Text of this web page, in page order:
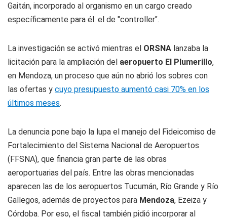
Gaitán, incorporado al organismo en un cargo creado
específicamente para él: el de "controller".
La investigación se activó mientras el ORSNA lanzaba la
licitación para la ampliación del aeropuerto El Plumerillo,
en Mendoza, un proceso que aún no abrió los sobres con
las ofertas y cuyo presupuesto aumentó casi 70% en los
últimos meses.
La denuncia pone bajo la lupa el manejo del Fideicomiso de
Fortalecimiento del Sistema Nacional de Aeropuertos
(FFSNA), que financia gran parte de las obras
aeroportuarias del país. Entre las obras mencionadas
aparecen las de los aeropuertos Tucumán, Río Grande y Río
Gallegos, además de proyectos para Mendoza, Ezeiza y
Córdoba. Por eso, el fiscal también pidió incorporar al